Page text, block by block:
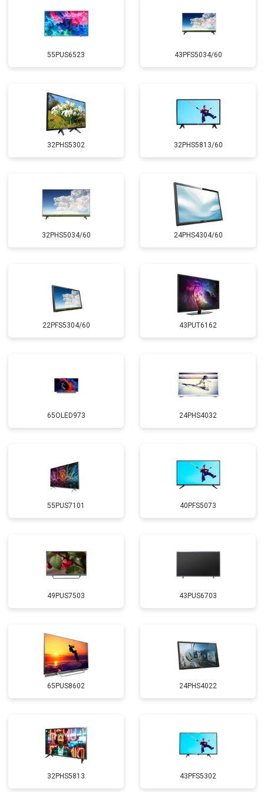
55PUS6523 43PFS5034/60
32PHS5302 32PHS5813/60
32PHS5034/60 24PHS4304/60
22PFS5304/60 43PUT6162
65OLED973 24PHS4032
55PUS7101 40PFS5073
49PUS7503 43PUS6703
65PUS8602 24PHS4022
32PHS5813 43PFS5302